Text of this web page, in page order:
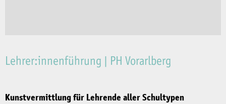
Lehrer:innenführung | PH Vorarlberg
Kunstvermittlung für Lehrende aller Schultypen